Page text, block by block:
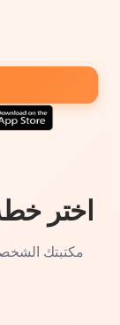
اختر
مكتبتك